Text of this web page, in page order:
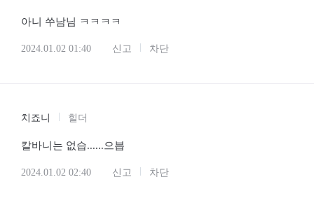
아니 쑤남님 ㅋㅋㅋㅋ
2024.01.02 01:40 신고 차단
치죠니 힐더
칼바니는 없습......으븝
2024.01.02 02:40 신고 차단